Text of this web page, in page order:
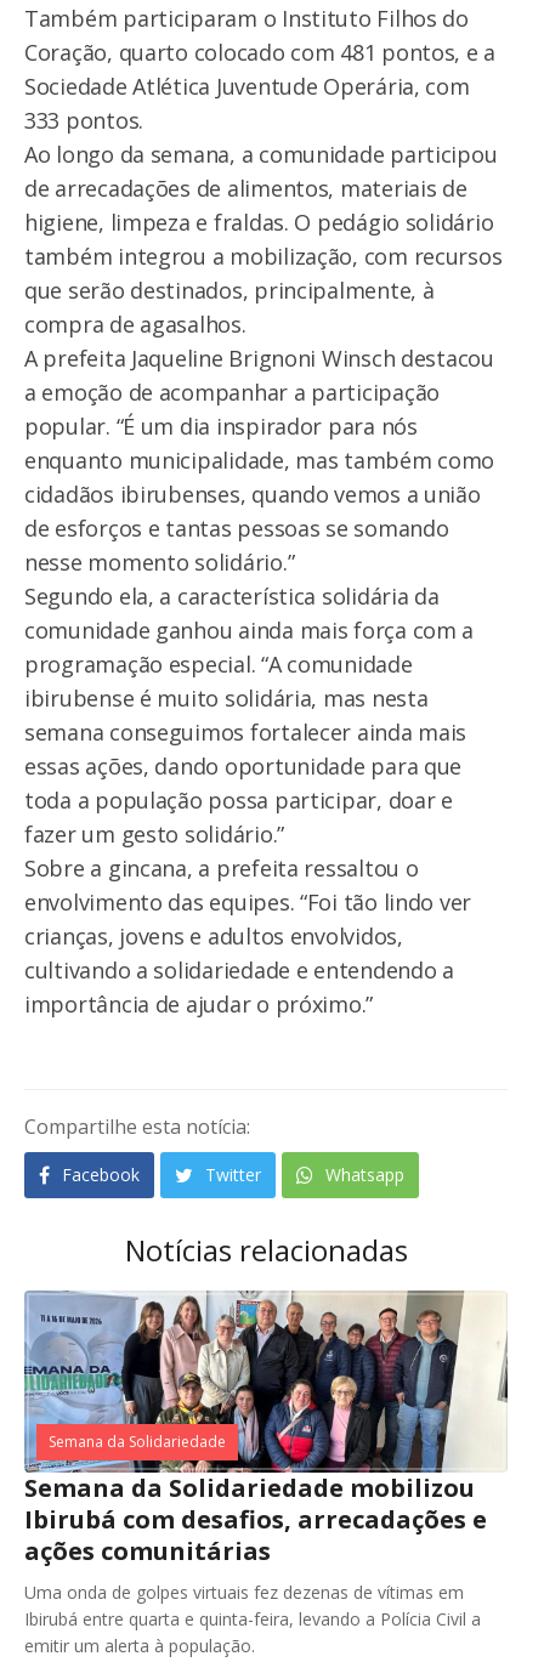
Também participaram o Instituto Filhos do
Coração, quarto colocado com 481 pontos, e a
Sociedade Atlética Juventude Operária, com
333 pontos.
Ao longo da semana, a comunidade participou
de arrecadações de alimentos, materiais de
higiene, limpeza e fraldas. O pedágio solidário
também integrou a mobilização, com recursos
que serão destinados, principalmente, à
compra de agasalhos.
A prefeita Jaqueline Brignoni Winsch destacou
a emoção de acompanhar a participação
popular. “É um dia inspirador para nós
enquanto municipalidade, mas também como
cidadãos ibirubenses, quando vemos a união
de esforços e tantas pessoas se somando
nesse momento solidário.”
Segundo ela, a característica solidária da
comunidade ganhou ainda mais força com a
programação especial. “A comunidade
ibirubense é muito solidária, mas nesta
semana conseguimos fortalecer ainda mais
essas ações, dando oportunidade para que
toda a população possa participar, doar e
fazer um gesto solidário.”
Sobre a gincana, a prefeita ressaltou o
envolvimento das equipes. “Foi tão lindo ver
crianças, jovens e adultos envolvidos,
cultivando a solidariedade e entendendo a
importância de ajudar o próximo.”
Compartilhe esta notícia:
Facebook Twitter Whatsapp
Notícias relacionadas
Semana da Solidariedade
Semana da Solidariedade mobilizou
Ibirubá com desafios, arrecadações e
ações comunitárias
Uma onda de golpes virtuais fez dezenas de vítimas em
Ibirubá entre quarta e quinta-feira, levando a Polícia Civil a
emitir um alerta à população.